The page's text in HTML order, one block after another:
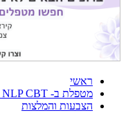
ראשי
מטפלת ב- NLP CBT ופסיכותרפיה באשקלון
הצבעות והמלצות